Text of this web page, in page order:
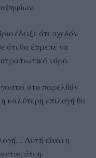
έδειξε ότι σχεδόν
ότι θα έπρεπε να
νόμο.
στο παρελθόν
καλύτερη επιλογή θα
Αυτή είναι η
ότι η